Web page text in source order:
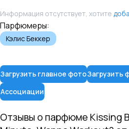
Информация отсутствует, хотите
Парфюмеры:
Кэлис Беккер
Загрузить главное фотоЗагрузить
Ассоциации
Отзывы о парфюме Kissing